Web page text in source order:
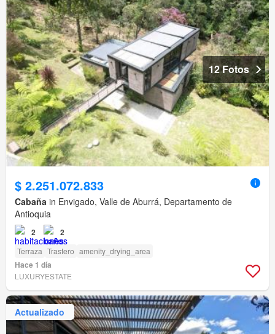
12 Fotos
$ 2.251.072.833
Cabaña in Envigado, Valle de Aburrá, Departamento de
Antioquia
2 2
Terraza Trastero amenity_drying_area
Hace 1 día
LUXURYESTATE
Actualizado